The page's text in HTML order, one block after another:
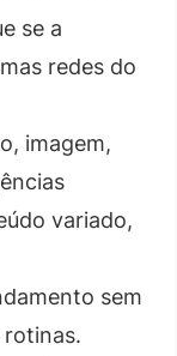
se a
redes do
imagem,
variado,
sem
rotinas.